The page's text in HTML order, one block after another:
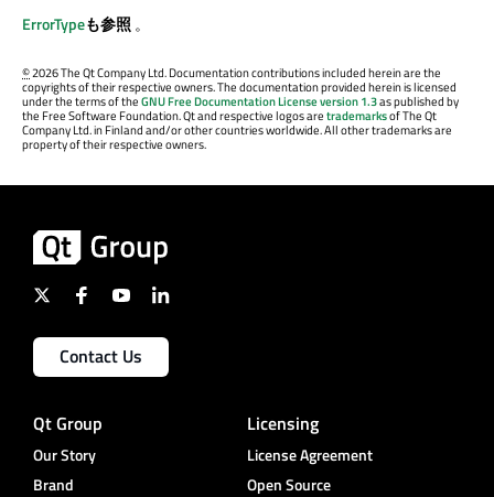
ErrorTypeも参照 。
©2026 The Qt Company Ltd. Documentation contributions included herein are the
copyrights of their respective owners. The documentation provided herein is licensed
under the terms of theGNU Free Documentation License version 1.3as published by
the Free Software Foundation. Qt and respective logos aretrademarksof The Qt
Company Ltd. in Finland and/or other countries worldwide. All other trademarks are
property of their respective owners.
Contact Us
Qt Group
Our Story
Brand
Licensing
License Agreement
Open Source